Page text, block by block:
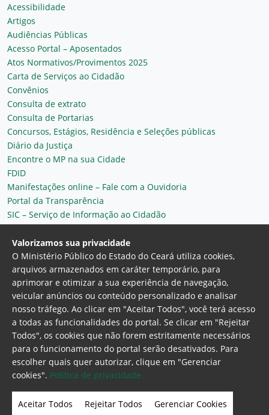
Acessibilidade
Artigos
Audiências Públicas
Acesso Portal – Aposentados
Atos Normativos/Provimentos 2025
Carta de Serviços ao Cidadão
Convênios
Consulta de extrato
Consulta de Portarias
Concursos, Estágios, Residência e Seleções públicas
Diário da Justiça
Encontre o MP na sua Cidade
FDID
Manifestações online – Fale com a Ouvidoria
Portal da Transparência
SIC – Serviço de Informação ao Cidadão
Plantão MP do Ceará
Secretaria Geral
Ministério Público do Estado do Ceará
Procuradoria Geral de Justiça Av. Gen. Afonso
Albuquerque Lima, 130 - Cambeba - CEP:
60.822-325 - Fortaleza, Ceará. Brasil
Home Page Intranet Webmail Office 365
Valorizamos sua privacidade
O Ministério Público do Estado do Ceará utiliza cookies,
arquivos armazenados em caráter temporário, para
aprimorar e otimizar a sua experiência de navegação,
veicular anúncios ou conteúdo personalizado e analisar
nosso tráfego. Ao clicar em "Aceitar Todos", você terá acesso
a todas as funcionalidades do portal. Se clicar em "Rejeitar
Todos", os cookies que não forem estritamente necessários
para o funcionamento do portal serão desativados. Para
escolher quais quer autorizar, clique em "Gerenciar
cookies". Politica de privacidade
Aceitar Todos Rejeitar Todos Gerenciar Cookies